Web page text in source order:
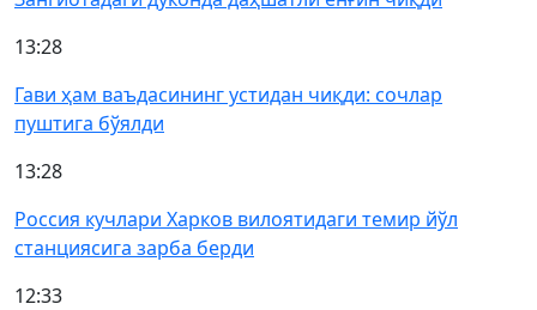
13:28
Гави ҳам ваъдасининг устидан чиқди: сочлар
пуштига бўялди
13:28
Россия кучлари Харков вилоятидаги темир йўл
станциясига зарба берди
12:33